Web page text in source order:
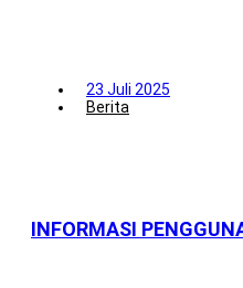
23 Juli 2025
Berita
INFORMASI